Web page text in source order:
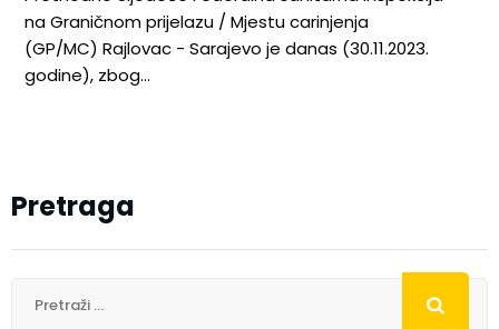
na Graničnom prijelazu / Mjestu carinjenja
(GP/MC) Rajlovac - Sarajevo je danas (30.11.2023.
godine), zbog…
Pretraga